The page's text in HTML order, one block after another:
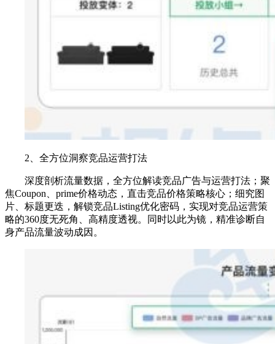
2、全方位洞察竞品运营打法
深度剖析流量数据，全方位解读竞品广告与运营打法；聚
焦Coupon、prime价格动态，直击竞品价格策略核心；细究图
片、标题更迭，解锁竞品Listing优化密码，实现对竞品运营策
略的360度无死角、高精度透视。同时以此为镜，精准诊断自
身产品流量波动成因。